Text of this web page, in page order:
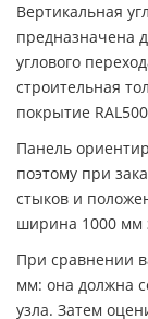
Вертикальная
предназначена
углового
строительная
покрытие
Панель
поэтому при
стыков и
ширина 1000 мм
При сравнении
мм: она должна
узла. Затем